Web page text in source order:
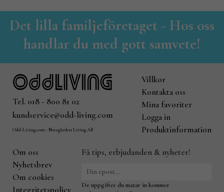
Det lilla familjeföretaget - Hos oss
handlar du med gott samvete!
Tel. 018 - 800 81 02
kundservice@odd-living.com
Odd-Living.com - Norrgården Living AB
Villkor
Kontakta oss
Mina favoriter
Logga in
Produktinformation
Om oss
Nyhetsbrev
Om cookies
Integritetspolicy
Få tips, erbjudanden & nyheter!
De uppgifter du matar in kommer